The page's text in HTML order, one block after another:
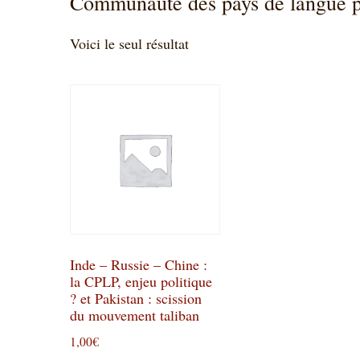
Voici le seul résultat
Inde – Russie – Chine :
la CPLP, enjeu politique
? et Pakistan : scission
du mouvement taliban
1,00€